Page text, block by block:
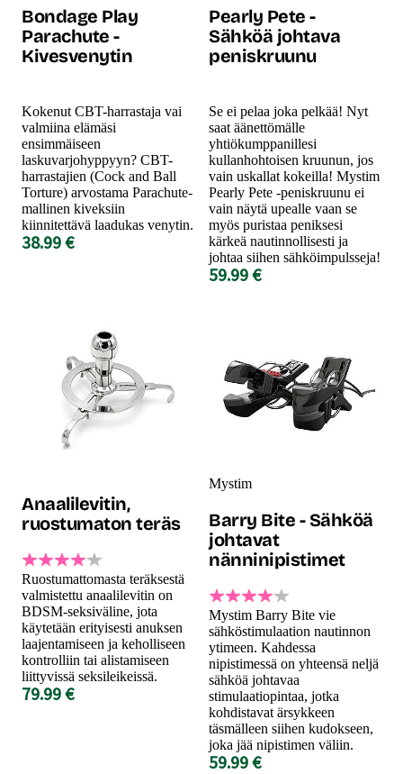
Bondage Play
Parachute -
Kivesvenytin
Kokenut CBT-harrastaja vai
valmiina elämäsi
ensimmäiseen
laskuvarjohyppyyn? CBT-
harrastajien (Cock and Ball
Torture) arvostama Parachute-
mallinen kiveksiin
kiinnitettävä laadukas venytin.
38.99 €
Pearly Pete -
Sähköä johtava
peniskruunu
Se ei pelaa joka pelkää! Nyt
saat äänettömälle
yhtiökumppanillesi
kullanhohtoisen kruunun, jos
vain uskallat kokeilla! Mystim
Pearly Pete -peniskruunu ei
vain näytä upealle vaan se
myös puristaa peniksesi
kärkeä nautinnollisesti ja
johtaa siihen sähköimpulsseja!
59.99 €
Anaalilevitin,
ruostumaton teräs
Ruostumattomasta teräksestä
valmistettu anaalilevitin on
BDSM-seksiväline, jota
käytetään erityisesti anuksen
laajentamiseen ja keholliseen
kontrolliin tai alistamiseen
liittyvissä seksileikeissä.
79.99 €
Mystim
Barry Bite - Sähköä
johtavat
nänninipistimet
Mystim Barry Bite vie
sähköstimulaation nautinnon
ytimeen. Kahdessa
nipistimessä on yhteensä neljä
sähköä johtavaa
stimulaatiopintaa, jotka
kohdistavat ärsykkeen
täsmälleen siihen kudokseen,
joka jää nipistimen väliin.
59.99 €